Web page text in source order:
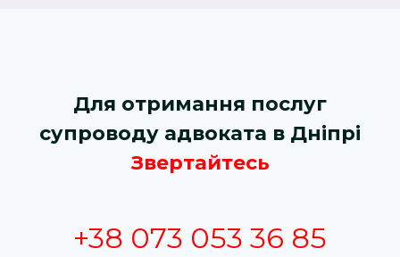
Для отримання послуг
супроводу адвоката в Дніпрі
Звертайтесь
+38 073 053 36 85